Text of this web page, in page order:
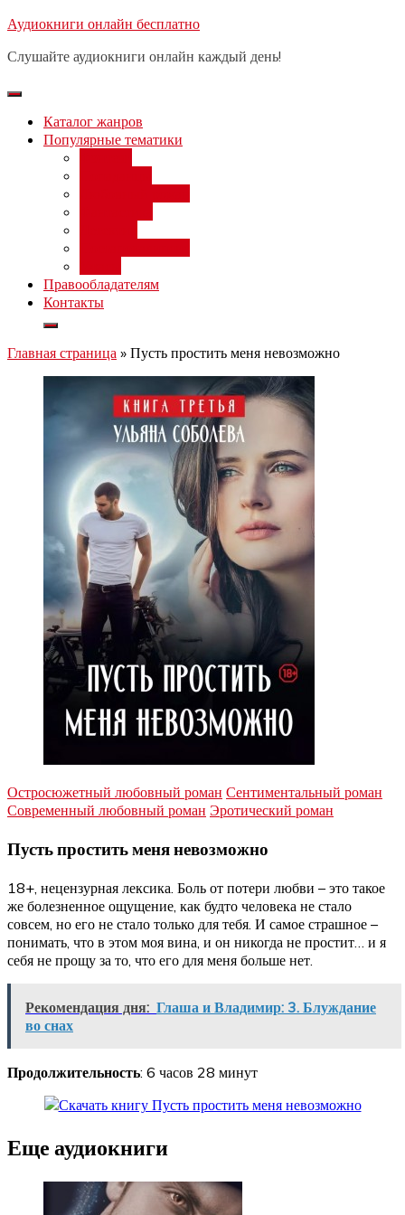
Перейти
содержимому
Аудиокниги онлайн бесплатно
Слушайте аудиокниги онлайн каждый день!
Каталог жанров
Популярные тематики
Правообладателям
Контакты
Главная страница » Пусть простить меня невозможно
Остросюжетный любовный роман Сентиментальный роман
Современный любовный роман Эротический роман
Пусть простить меня невозможно
18+, нецензурная лексика. Боль от потери любви – это такое
же болезненное ощущение, как будто человека не стало
совсем, но его не стало только для тебя. И самое страшное –
понимать, что в этом моя вина, и он никогда не простит… и я
себя не прощу за то, что его для меня больше нет.
Рекомендация дня: Глаша и Владимир: 3. Блуждание
во снах
Продолжительность: 6 часов 28 минут
Еще аудиокниги
Бесплатный вебинар: заработок
день